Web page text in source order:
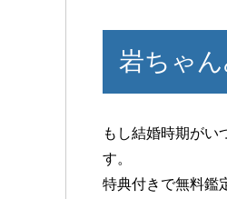
岩ちゃ
もし結婚時期がい
す。
特典付きで無料鑑